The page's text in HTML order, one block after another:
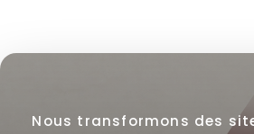
Nous transformons des